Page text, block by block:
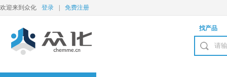
欢迎来到众化 登录 免费注册
找产品